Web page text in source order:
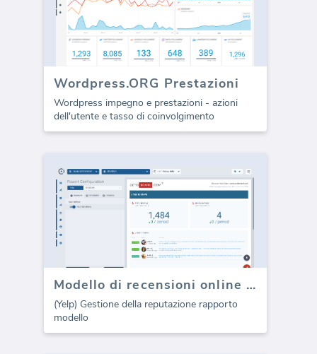
Wordpress.ORG Prestazioni
Wordpress impegno e prestazioni - azioni
dell'utente e tasso di coinvolgimento
Modello di recensioni online di Yelp (Report)
(Yelp) Gestione della reputazione rapporto
modello